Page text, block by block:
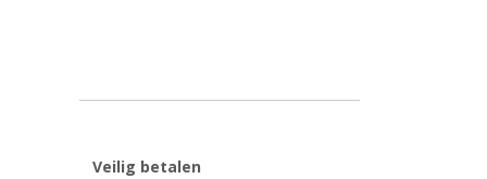
Veilig betalen